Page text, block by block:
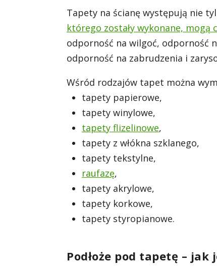
Tapety na ścianę występują nie
którego zostały wykonane, mogą
odporność na wilgoć, odporność
odporność na zabrudzenia i
Wśród rodzajów tapet można
tapety papierowe,
tapety winylowe,
tapety flizelinowe,
tapety z włókna szklanego,
tapety tekstylne,
raufazę,
tapety akrylowe,
tapety korkowe,
tapety styropianowe.
Podłoże pod tapetę – jak